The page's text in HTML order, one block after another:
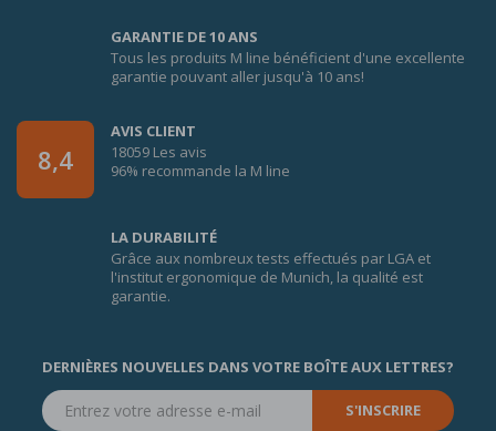
GARANTIE DE 10 ANS
Tous les produits M line bénéficient d'une excellente
garantie pouvant aller jusqu'à 10 ans!
8,4
AVIS CLIENT
18059 Les avis
96% recommande la M line
LA DURABILITÉ
Grâce aux nombreux tests effectués par LGA et
l'institut ergonomique de Munich, la qualité est
garantie.
DERNIÈRES NOUVELLES DANS VOTRE BOÎTE AUX LETTRES?
S'INSCRIRE